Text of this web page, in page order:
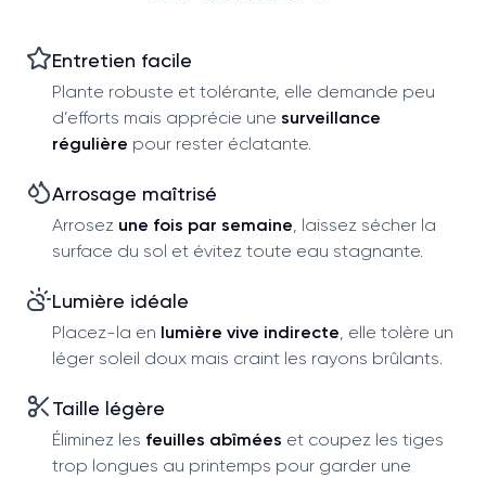
Entretien facile
Plante robuste et tolérante, elle demande peu
d’efforts mais apprécie une surveillance
régulière pour rester éclatante.
Arrosage maîtrisé
Arrosez une fois par semaine , laissez sécher la
surface du sol et évitez toute eau stagnante.
Lumière idéale
Placez-la en lumière vive indirecte , elle tolère un
léger soleil doux mais craint les rayons brûlants.
Taille légère
Éliminez les feuilles abîmées et coupez les tiges
trop longues au printemps pour garder une